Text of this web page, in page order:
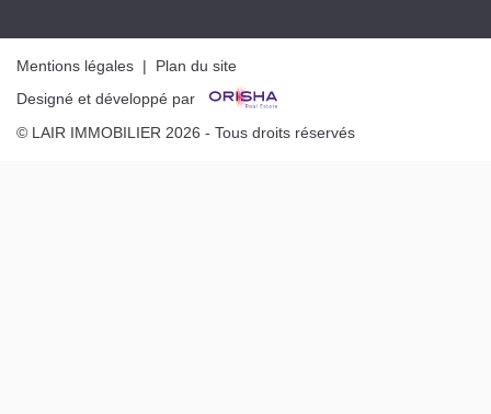
Mentions légales | Plan du site
Designé et développé par
© LAIR IMMOBILIER 2026 - Tous droits réservés